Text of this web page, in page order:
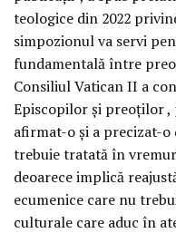
teologice din 2022
simpozionul va servi
fundamentală între
Consiliul Vatican II a
Episcopilor și preoților ,
afirmat-o și a precizat-o
trebuie tratată în
deoarece implică
ecumenice care nu
culturale care aduc în